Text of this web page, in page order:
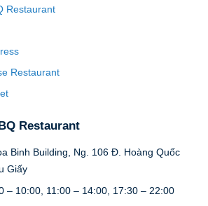
Restaurant
Restaurant
Restaurant
Binh Building, Ng. 106 Đ. Hoàng Quốc
Giấy
– 10:00, 11:00 – 14:00, 17:30 – 22:00